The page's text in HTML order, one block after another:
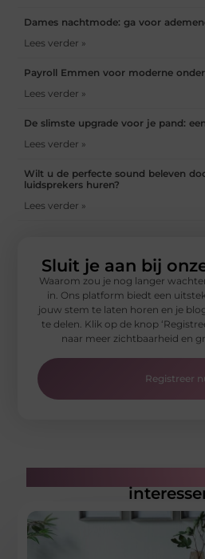
Dames nachtmode: ga voor
Lees verder »
Payroll Emmen voor moderne
Lees verder »
De slimste upgrade voor je pand:
Lees verder »
Wilt u de perfecte sound beleven
luidsprekers huren?
Lees verder »
Sluit je aan bij
Waarom zou je nog langer
in. Ons platform biedt een
jouw stem te laten horen en je
te delen. Klik op de knop
naar meer zichtbaarheid en
Registreer